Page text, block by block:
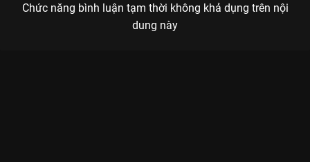
Chức năng bình luận tạm thời không khả dụng trên nội
dung này